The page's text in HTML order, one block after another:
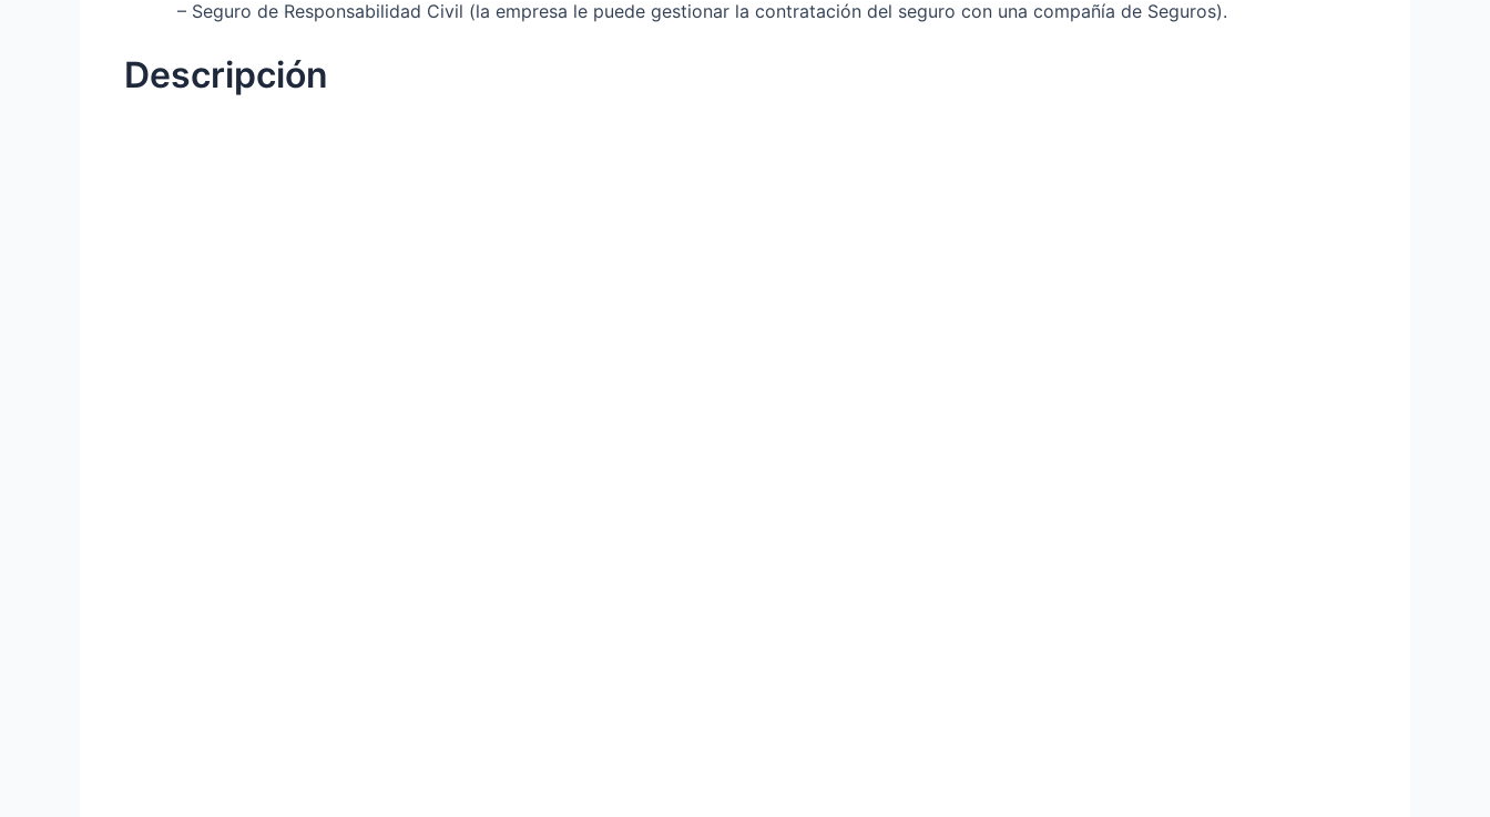
– Seguro de Responsabilidad Civil (la empresa le puede gestionar la contratación del seguro con una compañía de Seguros).
Descripción